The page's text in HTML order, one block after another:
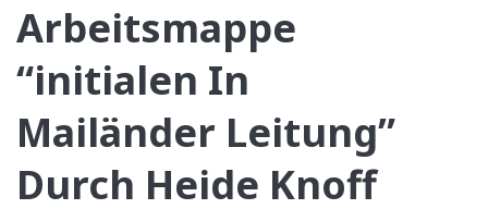
Arbeitsmappe
“initialen In
Mailänder Leitung”
Durch Heide Knoff